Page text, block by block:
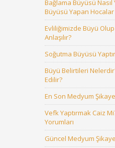
Bağlama Büyüsü Nasıl
Büyüsü Yapan Hocalar
Evliliğimizde Büyü Olup
Anlaşılır?
Soğutma Büyüsü
Büyü Belirtileri
Edilir?
En Son Medyum
Vefk Yaptırmak Caiz
Yorumları
Güncel Medyum